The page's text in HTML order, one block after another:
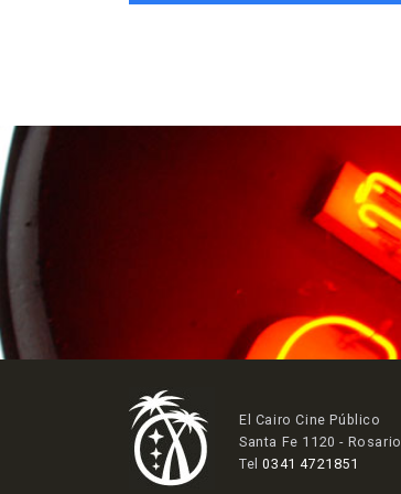
El Cairo Cine Público
Santa Fe 1120 - Rosario
Tel0341 4721851